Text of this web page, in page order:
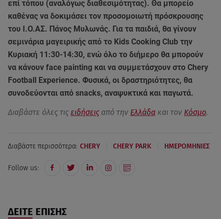
επί τόπου (αναλόγως διαθεσιμότητας). Θα μπορείο
καθένας να δοκιμάσει τον προσομοιωτή πρόσκρουσης
του Ι.Ο.ΑΣ. Πάνος Μυλωνάς. Για τα παιδιά, θα γίνουν
σεμινάρια μαγειρικής από το Kids Cooking Club την
Κυριακή 11:30-14:30, ενώ όλο το διήμερο θα μπορούν
να κάνουν face painting και να συμμετάσχουν στο Chery
Football Experience. Φυσικά, οι δραστηριότητες, θα
συνοδεύονται από snacks, αναψυκτικά και παγωτά.
Διαβάστε όλες τις ειδήσεις από την Ελλάδα και τον Κόσμο.
Διαβάστε περισσότερα: CHERY CHERY PARK ΗΜΕΡΟΜΗΝΙΕΣ
Follow us:
ΔΕΙΤΕ ΕΠΙΣΗΣ